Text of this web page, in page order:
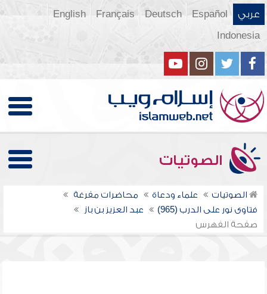
عربي Español
Deutsch
Français
English
Indonesia
الصوتيات
الصوتيات علماء ودعاة
محاضرات مفرغة
فتاوى نور على الدرب (965)
عبد العزيز بن باز
صفحة الفهرس